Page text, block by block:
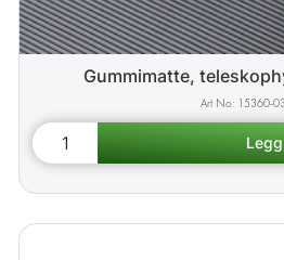
Gummimatte,
15360-03